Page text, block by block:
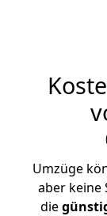
Umzüge
aber keine
die